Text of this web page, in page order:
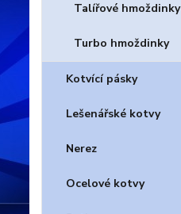
Talířové hmoždinky
Turbo hmoždinky
Kotvící pásky
Lešenářské kotvy
Nerez
Ocelové kotvy